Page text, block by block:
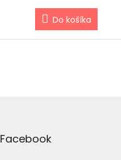
Do košíka
Facebook